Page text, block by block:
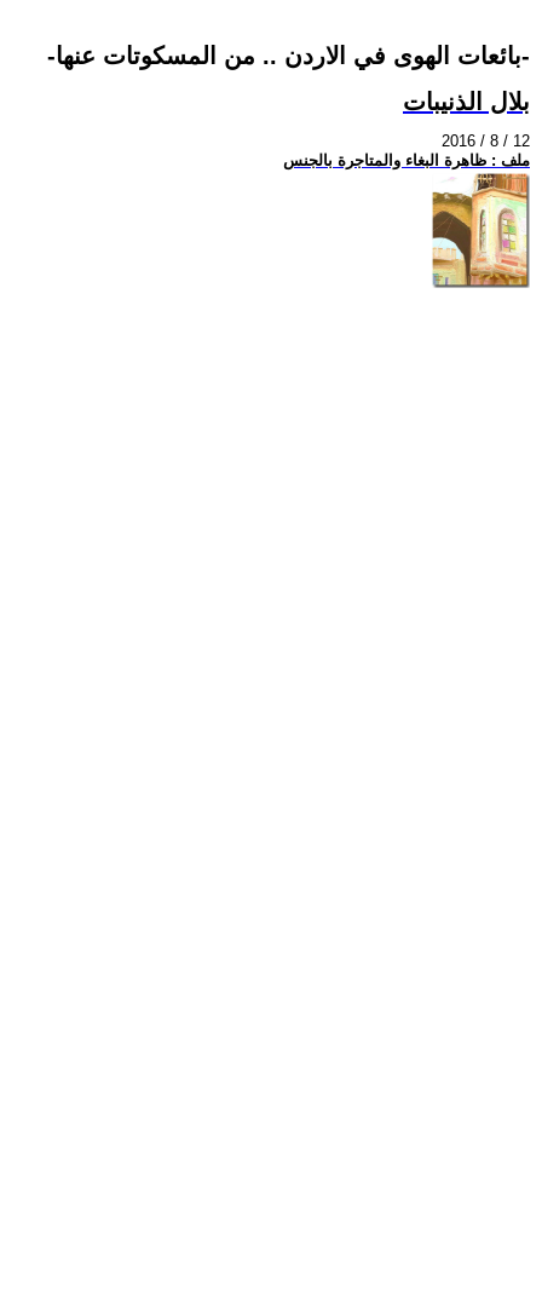
-بائعات الهوى في الاردن .. من المسكوتات عنها-
بلال الذنيبات
2016 / 8 / 12
ملف : ظاهرة البغاء والمتاجرة بالجنس